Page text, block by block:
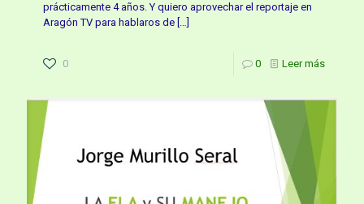
prácticamente 4 años. Y quiero aprovechar el reportaje en
Aragón TV para hablaros de […]
0 0 Leer más